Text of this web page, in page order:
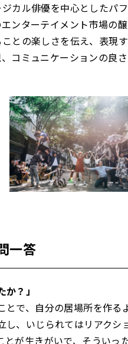
カル俳優を中心としたパ
ンターテイメント市場の
との楽しさを伝え、表現
コミュニケーションの良
一答
？」
で、自分の居場所を作る
、いじられてはリアクシ
とが生きがいで、そういっ